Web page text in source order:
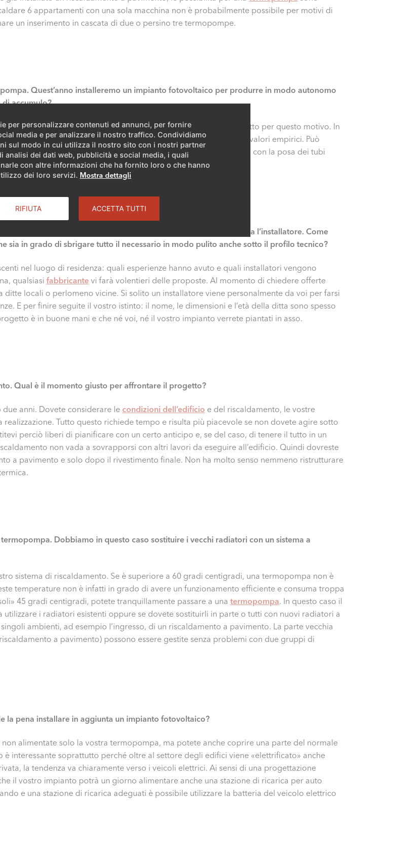
per personalizzare contenuti ed annunci, per fornire
media e per analizzare il nostro traffico. Condividiamo
sul modo in cui utilizza il nostro sito con i nostri partner
analisi dei dati web, pubblicità e social media, i quali
con altre informazioni che ha fornito loro o che hanno
dei loro servizi. Mostra dettagli
RIFIUTA ACCETTA TUTTI
6 appartamenti con una sola macchina non è probabilmente possibile per motivi di
un inserimento in cascata di due o persino tre termopompe.
Quest’anno installeremo un impianto fotovoltaico per produrre in modo autonomo
di accumulo?
impianti fotovoltaici venivano già installati 20 o 30 anni fa soprattutto per questo motivo. In
di vita dellebatterie di accumulonon ci sono ancora sufficienti valori empirici. Può
Si raccomanda tuttavia di predisporre l’installazione, ad esempio con la posa dei tubi
elettrico domestico.
incombe. Abbiamo tuttavia forti perplessità per quanto riguarda l’installatore. Come
sia in grado di sbrigare tutto il necessario in modo pulito anche sotto il profilo tecnico?
nel luogo di residenza: quali esperienze hanno avuto e quali installatori vengono
qualsiasi fabbricantevi farà volentieri delle proposte. Al momento di chiedere offerte
locali o perlomeno vicine. Si solito un installatore viene personalmente da voi per farsi
E per finire seguite il vostro istinto: il nome, le dimensioni e l’età della ditta sono spesso
è in buone mani e che né voi, né il vostro impianto verrete piantati in asso.
Qual è il momento giusto per affrontare il progetto?
anni. Dovete considerare le condizioni dell’edificio e del riscaldamento, le vostre
Tutto questo richiede tempo e risulta più piacevole se non dovete agire sotto
perciò liberi di pianificare con un certo anticipo e, se del caso, di tenere il tutto in un
non vada a sovrapporsi con altri lavori da eseguire all’edificio. Quindi dovreste
a pavimento e solo dopo il rivestimento finale. Non ha molto senso nemmeno ristrutturare
Dobbiamo in questo caso sostituire i vecchi radiatori con un sistema a
sistema di riscaldamento. Se è superiore a 60 gradi centigradi, una termopompa non è
temperature non è infatti in grado di avere un funzionamento efficiente e consuma troppa
45 gradi centigradi, potete tranquillamente passare a una termopompa. In questo caso il
i radiatori esistenti oppure se dovete sostituirli in parte o tutti con nuovi radiatori a
ambienti, ad esempio l’ingresso, di un riscaldamento a pavimento. La parte vecchia
a pavimento) possono essere gestite senza problemi con due gruppi di
la pena installare in aggiunta un impianto fotovoltaico?
alimentate solo la vostra termopompa, ma potete anche coprire una parte del normale
interessante soprattutto perché oltre al settore degli edifici viene «elettrificato» anche
la tendenza va chiaramente verso i veicoli elettrici. Ai sensi di una progettazione
il vostro impianto potrà un giorno alimentare anche una stazione di ricarica per auto
e una stazione di ricarica adeguati è possibile utilizzare la batteria del veicolo elettrico